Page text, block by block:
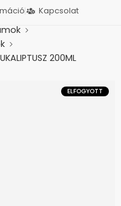
Kapcsolat
200ML
ELFOGYOTT